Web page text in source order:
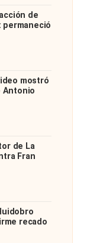
de
mostró
Antonio
de La
Fran
recado